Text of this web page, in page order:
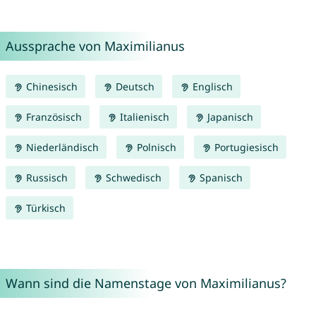
Aussprache von Maximilianus
Chinesisch Deutsch Englisch
Französisch Italienisch Japanisch
Niederländisch Polnisch Portugiesisch
Russisch Schwedisch Spanisch
Türkisch
Wann sind die Namenstage von Maximilianus?